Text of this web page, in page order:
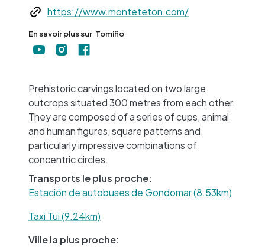
Webhttps://www.monteteton.com/
En savoir plus sur Tomiño
Prehistoric carvings located on two large
outcrops situated 300 metres from each other.
They are composed of a series of cups, animal
and human figures, square patterns and
particularly impressive combinations of
concentric circles.
Transports le plus proche:
Estación de autobuses de Gondomar (8.53km)
Taxi Tui (9.24km)
Ville la plus proche: